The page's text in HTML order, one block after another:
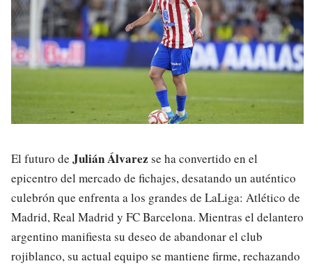
El futuro de Julián Álvarez se ha convertido en el
epicentro del mercado de fichajes, desatando un auténtico
culebrón que enfrenta a los grandes de LaLiga: Atlético de
Madrid, Real Madrid y FC Barcelona. Mientras el delantero
argentino manifiesta su deseo de abandonar el club
rojiblanco, su actual equipo se mantiene firme, rechazando